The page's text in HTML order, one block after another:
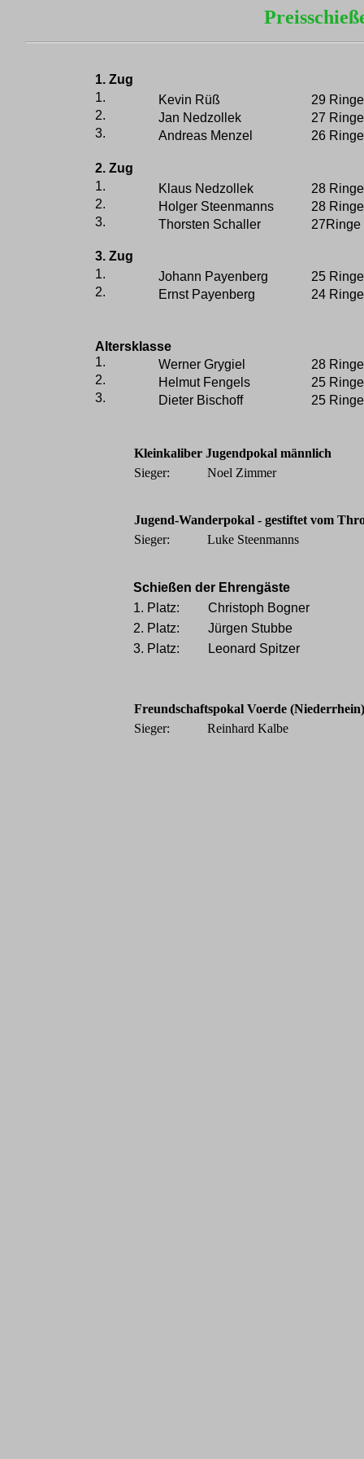
1. Zug
1.
Kevin Rüß
29 Ringe
2.
Jan Nedzollek
27 Ringe
3.
Andreas Menzel 26 Ringe
2. Zug
1.
Klaus Nedzollek
28 Ringe
2.
Holger Steenmanns
28 Ringe
3.
Thorsten Schaller 27Ringe
3. Zug
1.
Johann Payenberg
25 Ringe
2.
Ernst Payenberg 24 Ringe
Altersklasse
1.
Werner Grygiel
28 Ringe
2.
Helmut Fengels
25 Ringe
3.
Dieter Bischoff 25 Ringe
Kleinkaliber Jugendpokal männlich
Sieger:
Noel Zimmer
Jugend-Wanderpokal - gestiftet vom
Sieger:
Luke Steenmanns
Schießen der Ehrengäste
1. Platz:
Christoph Bogner
2. Platz:
Jürgen Stubbe
3. Platz:
Leonard Spitzer
Freundschaftspokal Voerde
Sieger:
Reinhard Kalbe